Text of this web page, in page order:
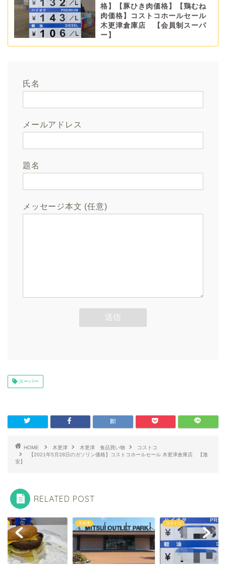
格】【豚ひき肉価格】【鶏むね
肉価格】コストコホールセール
木更津倉庫店 【会員制スーパ
ー】
氏名
メールアドレス
題名
メッセージ本文 (任意)
スーパー
HOME 木更津 木更津 食品買い物
コストコ
【2021年5月28日のガソリン価格】コストコホールセール 木更津倉庫店 【激
安】
RELATED POST
木更津 コストコ